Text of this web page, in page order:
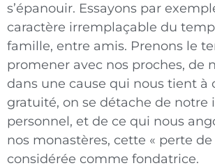
s’épanouir. Essayons par
caractère irremplaçable du
famille, entre amis. Prenons le
promener avec nos proches, de
dans une cause qui nous tient à
gratuité, on se détache de notre
personnel, et de ce qui nous
nos monastères, cette « perte
considérée comme fondatrice.